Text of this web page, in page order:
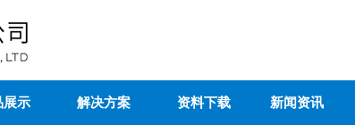
展示 解决方案 资料下载 新闻资讯